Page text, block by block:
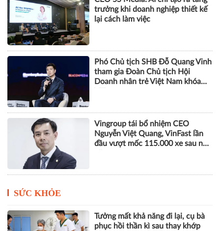
trưởng khi doanh nghiệp thiết kế
lại cách làm việc
Phó Chủ tịch SHB Đỗ Quang Vinh
tham gia Đoàn Chủ tịch Hội
Doanh nhân trẻ Việt Nam khóa
Vingroup tái bổ nhiệm CEO
Nguyễn Việt Quang, VinFast lần
đầu vượt mốc 115.000 xe sau nửa
SỨC KHỎE
Tưởng mất khả năng đi lại, cụ bà
phục hồi thần kì sau thay khớp